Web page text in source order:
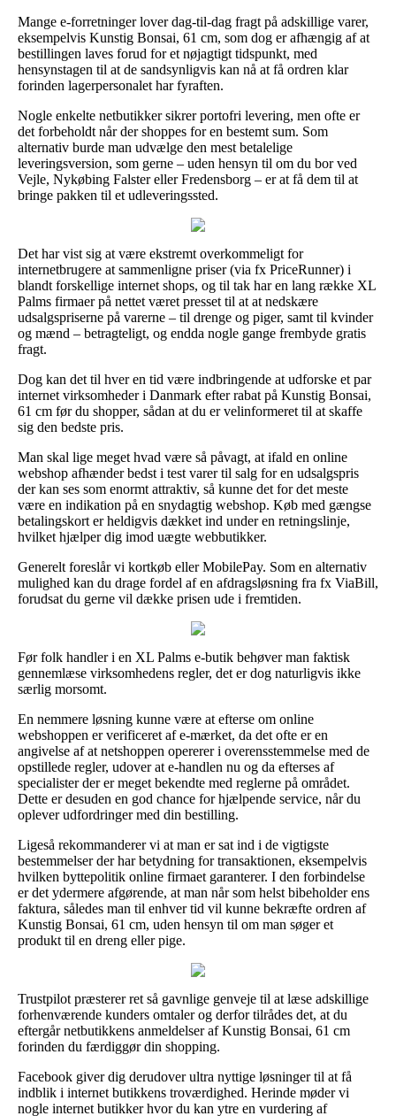
Mange e-forretninger lover dag-til-dag fragt på adskillige varer,
eksempelvis Kunstig Bonsai, 61 cm, som dog er afhængig af at
bestillingen laves forud for et nøjagtigt tidspunkt, med
hensynstagen til at de sandsynligvis kan nå at få ordren klar
forinden lagerpersonalet har fyraften.
Nogle enkelte netbutikker sikrer portofri levering, men ofte er
det forbeholdt når der shoppes for en bestemt sum. Som
alternativ burde man udvælge den mest betalelige
leveringsversion, som gerne – uden hensyn til om du bor ved
Vejle, Nykøbing Falster eller Fredensborg – er at få dem til at
bringe pakken til et udleveringssted.
Det har vist sig at være ekstremt overkommeligt for
internetbrugere at sammenligne priser (via fx PriceRunner) i
blandt forskellige internet shops, og til tak har en lang række XL
Palms firmaer på nettet været presset til at at nedskære
udsalgspriserne på varerne – til drenge og piger, samt til kvinder
og mænd – betragteligt, og endda nogle gange frembyde gratis
fragt.
Dog kan det til hver en tid være indbringende at udforske et par
internet virksomheder i Danmark efter rabat på Kunstig Bonsai,
61 cm før du shopper, sådan at du er velinformeret til at skaffe
sig den bedste pris.
Man skal lige meget hvad være så påvagt, at ifald en online
webshop afhænder bedst i test varer til salg for en udsalgspris
der kan ses som enormt attraktiv, så kunne det for det meste
være en indikation på en snydagtig webshop. Køb med gængse
betalingskort er heldigvis dækket ind under en retningslinje,
hvilket hjælper dig imod uægte webbutikker.
Generelt foreslår vi kortkøb eller MobilePay. Som en alternativ
mulighed kan du drage fordel af en afdragsløsning fra fx ViaBill,
forudsat du gerne vil dække prisen ude i fremtiden.
Før folk handler i en XL Palms e-butik behøver man faktisk
gennemlæse virksomhedens regler, det er dog naturligvis ikke
særlig morsomt.
En nemmere løsning kunne være at efterse om online
webshoppen er verificeret af e-mærket, da det ofte er en
angivelse af at netshoppen opererer i overensstemmelse med de
opstillede regler, udover at e-handlen nu og da efterses af
specialister der er meget bekendte med reglerne på området.
Dette er desuden en god chance for hjælpende service, når du
oplever udfordringer med din bestilling.
Ligeså rekommanderer vi at man er sat ind i de vigtigste
bestemmelser der har betydning for transaktionen, eksempelvis
hvilken byttepolitik online firmaet garanterer. I den forbindelse
er det ydermere afgørende, at man når som helst bibeholder ens
faktura, således man til enhver tid vil kunne bekræfte ordren af
Kunstig Bonsai, 61 cm, uden hensyn til om man søger et
produkt til en dreng eller pige.
Trustpilot præsterer ret så gavnlige genveje til at læse adskillige
forhenværende kunders omtaler og derfor tilrådes det, at du
eftergår netbutikkens anmeldelser af Kunstig Bonsai, 61 cm
forinden du færdiggør din shopping.
Facebook giver dig derudover ultra nyttige løsninger til at få
indblik i internet butikkens troværdighed. Herinde møder vi
nogle internet butikker hvor du kan ytre en vurdering af